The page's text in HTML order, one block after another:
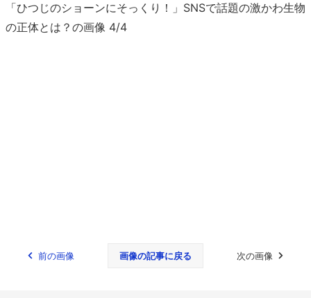
「ひつじのショーンにそっくり！」SNSで話題の激かわ生物
の正体とは？の画像 4/4
前の画像 画像の記事に戻る 次の画像